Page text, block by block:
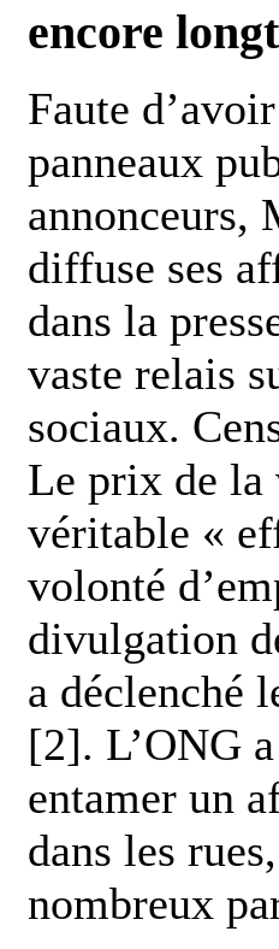
encore
Faute
panneaux
annonceurs,
diffuse ses
dans la
vaste relais
sociaux.
Le prix de la
véritable «
volonté
divulgation
a déclenché
[2]. L’ONG
entamer un
dans les
nombreux